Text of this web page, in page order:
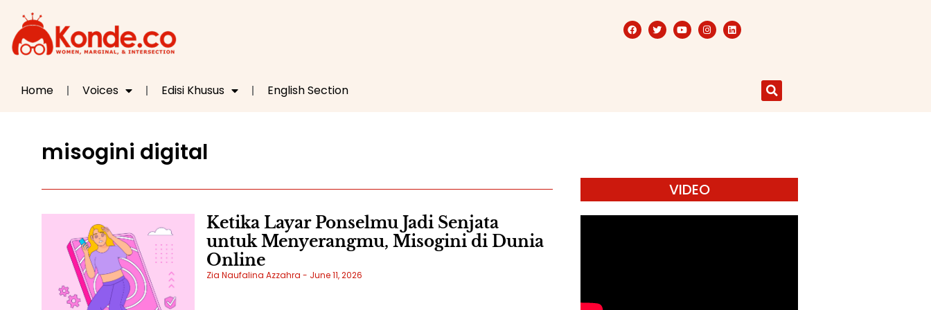
Home Voices Edisi Khusus English Section
misogini digital
Ketika Layar Ponselmu Jadi Senjata
untuk Menyerangmu, Misogini di Dunia
Online
Zia Naufalina Azzahra June 11, 2026
VIDEO